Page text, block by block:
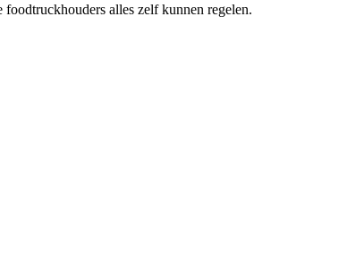
alles zelf kunnen regelen.